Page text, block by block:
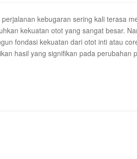
perjalanan kebugaran sering kali terasa
kekuatan otot yang sangat besar.
fondasi kekuatan dari otot inti atau
hasil yang signifikan pada